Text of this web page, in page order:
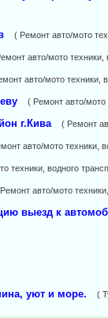
( Ремонт авто/мото
авто/мото техники,
авто/мото техники,
( Ремонт авто/мото
г.Кива ( Ремонт
авто/мото техники,
техники, водного
авто/мото
выезд к
уют и море. (